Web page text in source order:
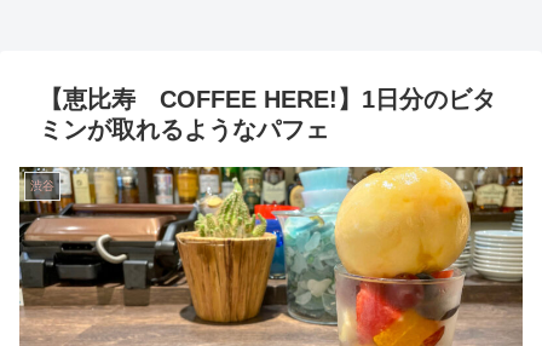
【恵比寿 COFFEE HERE!】1日分のビタ
ミンが取れるようなパフェ
渋谷